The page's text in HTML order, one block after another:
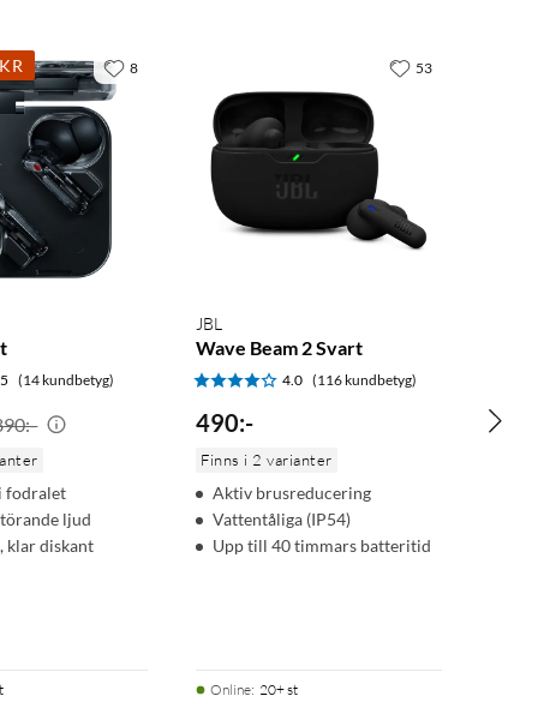
(14 kundbetyg)
fodralet
ljud
klar diskant
8
JBL
Wave Beam 2 Svart
4.0 (116 kundbetyg)
490:-
Finns i 2 varianter
Aktiv brusreducering
Vattentåliga (IP54)
Upp till 40 timmars batteritid
Online: 20+ st
53